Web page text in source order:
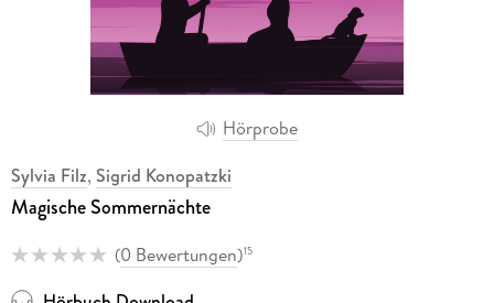
Hörprobe
Sylvia Filz, Sigrid Konopatzki
Magische Sommernächte
(0 Bewertungen)15